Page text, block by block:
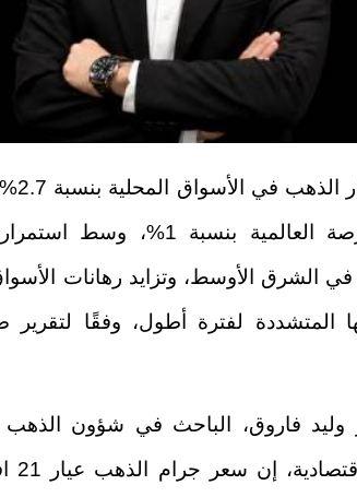
الأوقية بالبورصة العالمية
في الشرق الأوسط، وتزايد رهانات
المتشددة لفترة أطول، وفقًا
وليد فاروق، الباحث في شؤون